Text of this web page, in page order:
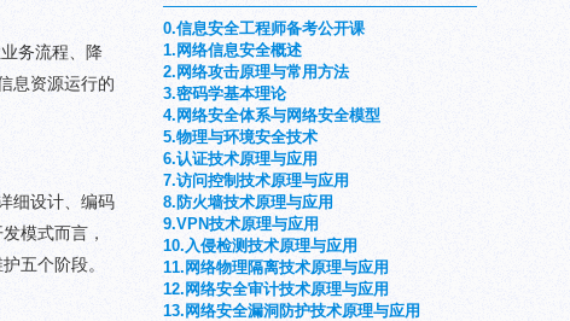
务流程、降
息资源运行的
细设计、编码
模式而言，
五个阶段。
0.信息安全工程师备考公开课
1.网络信息安全概述
2.网络攻击原理与常用方法
3.密码学基本理论
4.网络安全体系与网络安全模型
5.物理与环境安全技术
6.认证技术原理与应用
7.访问控制技术原理与应用
8.防火墙技术原理与应用
9.VPN技术原理与应用
10.入侵检测技术原理与应用
11.网络物理隔离技术原理与应用
12.网络安全审计技术原理与应用
13.网络安全漏洞防护技术原理与应用